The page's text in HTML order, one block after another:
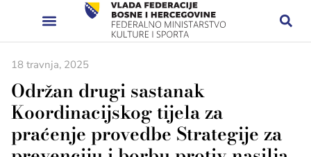
18 travnja, 2025
Održan drugi sastanak
Koordinacijskog tijela za
praćenje provedbe Strategije za